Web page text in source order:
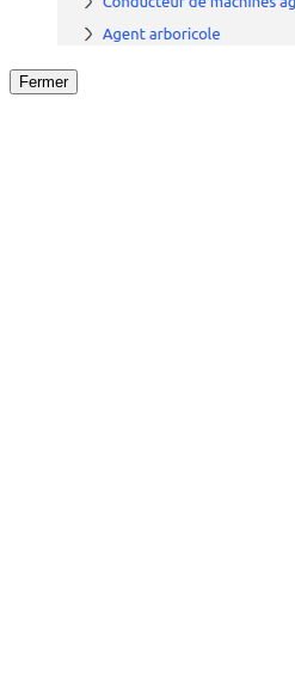
Fermer